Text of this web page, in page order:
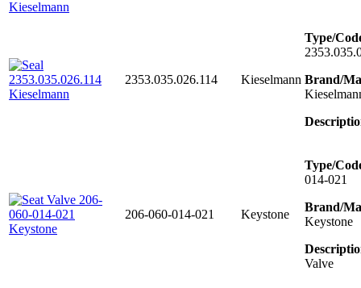
2353.035.026.114 Kieselmann
Type/
Brand/
206-060-014-021 Keystone
Type/
014-021
Brand/
Keystone
Valve